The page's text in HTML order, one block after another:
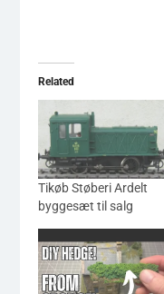
Related
Tikøb Støberi Ardelt
byggesæt til salg